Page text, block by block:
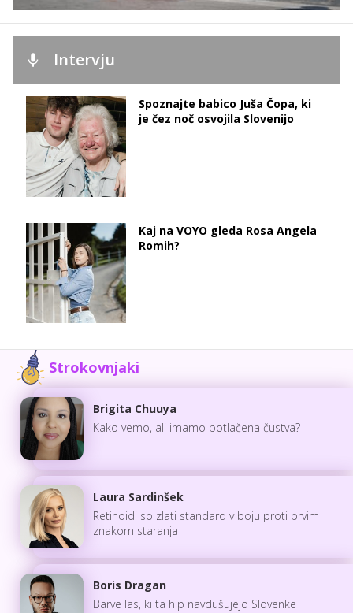
Intervju
Spoznajte babico Juša Čopa, ki
je čez noč osvojila Slovenijo
Kaj na VOYO gleda Rosa Angela
Romih?
Strokovnjaki
Brigita Chuuya
Kako vemo, ali imamo potlačena čustva?
Laura Sardinšek
Retinoidi so zlati standard v boju proti prvim
znakom staranja
Boris Dragan
Barve las, ki ta hip navdušujejo Slovenke